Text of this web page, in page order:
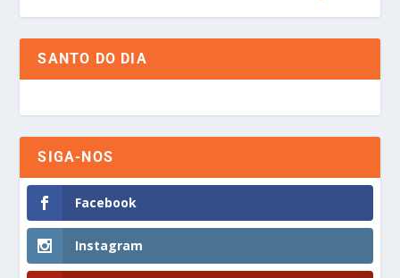
SANTO DO DIA
SIGA-NOS
Facebook
Instagram